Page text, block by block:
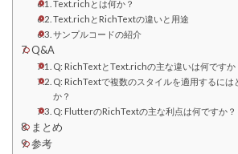
Text.richとは何か？
Text.richとRichTextの違いと用途
サンプルコードの紹介
Q&A
Q: RichTextとText.richの主な違いは何ですか
Q: RichTextで複数のスタイルを適用するには
か？
Q: FlutterのRichTextの主な利点は何ですか？
まとめ
参考